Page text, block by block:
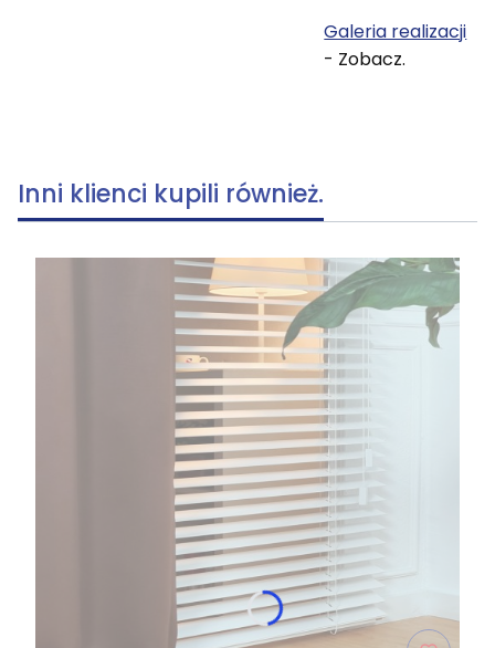
Galeria realizacji
- Zobacz.
Inni klienci kupili również.